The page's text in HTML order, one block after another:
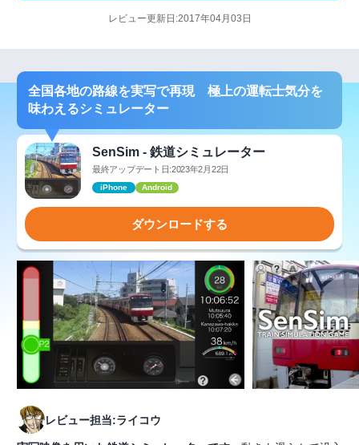
レビュー更新日:2017年04月03日
全国各地の路線を実写で再現 極上の運転士気分を
味わえるシミュレーター
SenSim - 鉄道シミュレーター
最終アップデート日:2023年2月22日
iPhone Android
ダウンロードする
レビュー担当:ライコウ